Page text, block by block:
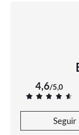
4,6/5,0
Seguir